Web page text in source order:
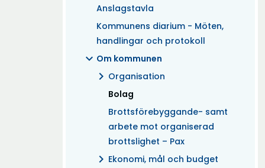
Anslagstavla
Kommunens diarium - Möten,
handlingar och protokoll
expand_more Om kommunen
chevron_right Organisation
Bolag
(Aktuell)
Brottsförebyggande- samt
arbete mot organiserad
brottslighet – Pax
chevron_right Ekonomi, mål och budget